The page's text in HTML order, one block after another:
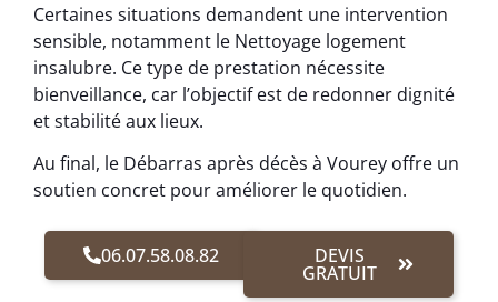
Certaines situations demandent une intervention
sensible, notamment le Nettoyage logement
insalubre. Ce type de prestation nécessite
bienveillance, car l’objectif est de redonner dignité
et stabilité aux lieux.
Au final, le Débarras après décès à Vourey offre un
soutien concret pour améliorer le quotidien.
06.07.58.08.82 DEVIS
GRATUIT